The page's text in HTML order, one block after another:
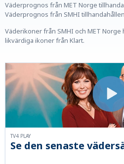
Väderprognos från MET Norge
Väderprognos från SMHI tillhandahållen
Väderikoner från SMHI och MET Norge
likvärdiga ikoner från Klart.
Se den senaste
TV4 PLAY